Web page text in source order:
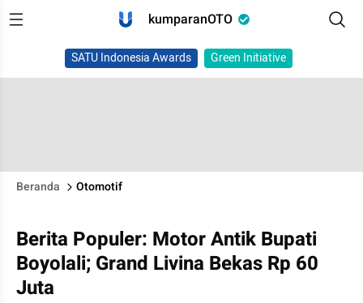
kumparanOTO
SATU Indonesia Awards Green Initiative
Beranda Otomotif
Berita Populer: Motor Antik Bupati
Boyolali; Grand Livina Bekas Rp 60
Juta